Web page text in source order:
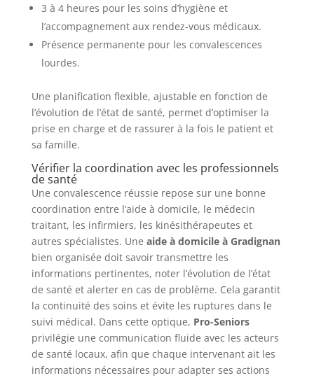
3 à 4 heures pour les soins d’hygiène et
l’accompagnement aux rendez-vous médicaux.
Présence permanente pour les convalescences
lourdes.
Une planification flexible, ajustable en fonction de
l’évolution de l’état de santé, permet d’optimiser la
prise en charge et de rassurer à la fois le patient et
sa famille.
Vérifier la coordination avec les professionnels
de santé
Une convalescence réussie repose sur une bonne
coordination entre l’aide à domicile, le médecin
traitant, les infirmiers, les kinésithérapeutes et
autres spécialistes. Une aide à domicile à Gradignan
bien organisée doit savoir transmettre les
informations pertinentes, noter l’évolution de l’état
de santé et alerter en cas de problème. Cela garantit
la continuité des soins et évite les ruptures dans le
suivi médical. Dans cette optique, Pro-Seniors
privilégie une communication fluide avec les acteurs
de santé locaux, afin que chaque intervenant ait les
informations nécessaires pour adapter ses actions